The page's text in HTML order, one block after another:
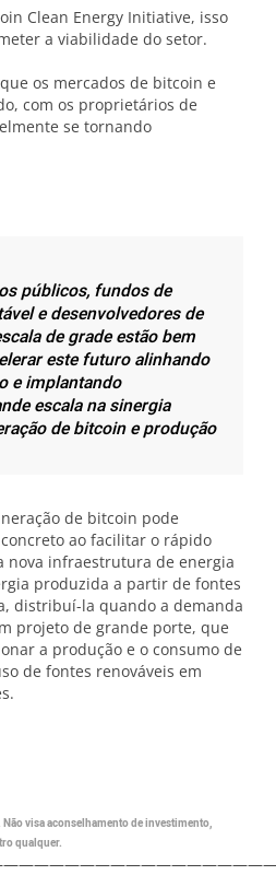
Clean Energy Initiative, isso
a viabilidade do setor.
os mercados de bitcoin e
com os proprietários de
se tornando
públicos, fundos de
e desenvolvedores de
de grade estão bem
este futuro alinhando
e implantando
escala na sinergia
de bitcoin e produção
de bitcoin pode
ao facilitar o rápido
nova infraestrutura de energia
produzida a partir de fontes
distribuí-la quando a demanda
projeto de grande porte, que
a produção e o consumo de
de fontes renováveis em
visa aconselhamento de investimento,
qualquer.